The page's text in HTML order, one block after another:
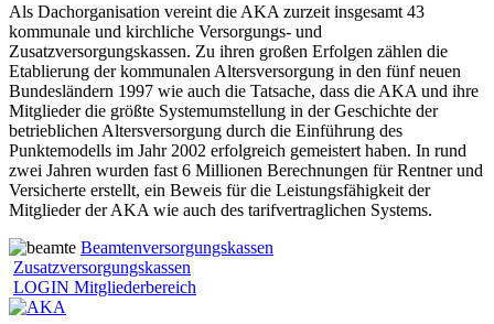
Als Dachorganisation vereint die AKA zurzeit insgesamt 43
kommunale und kirchliche Versorgungs- und
Zusatzversorgungskassen. Zu ihren großen Erfolgen zählen die
Etablierung der kommunalen Altersversorgung in den fünf neuen
Bundesländern 1997 wie auch die Tatsache, dass die AKA und ihre
Mitglieder die größte Systemumstellung in der Geschichte der
betrieblichen Altersversorgung durch die Einführung des
Punktemodells im Jahr 2002 erfolgreich gemeistert haben. In rund
zwei Jahren wurden fast 6 Millionen Berechnungen für Rentner und
Versicherte erstellt, ein Beweis für die Leistungsfähigkeit der
Mitglieder der AKA wie auch des tarifvertraglichen Systems.
Beamtenversorgungskassen
Zusatzversorgungskassen
LOGIN Mitgliederbereich